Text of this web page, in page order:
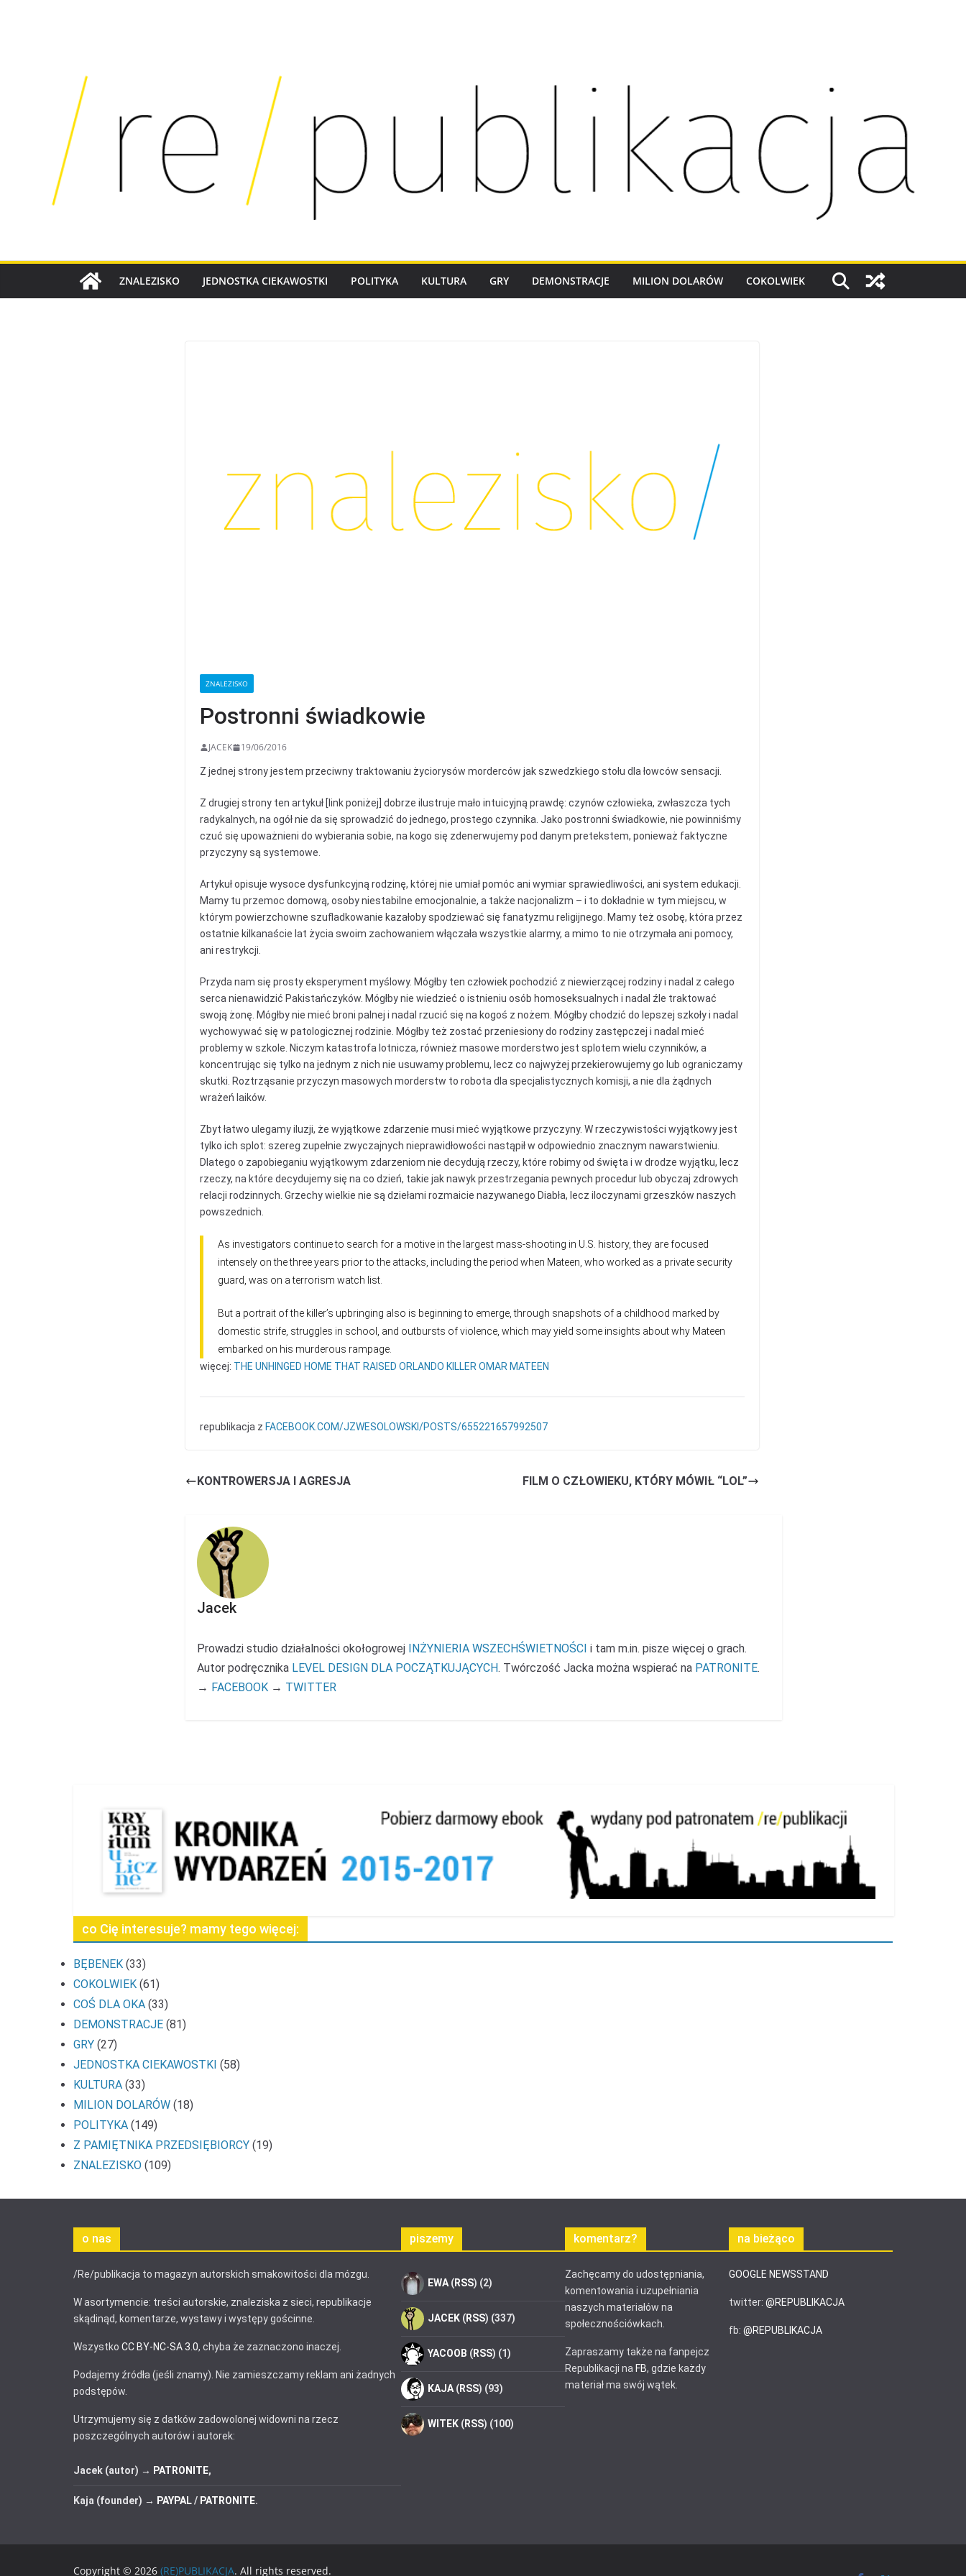
ZNALEZISKO JEDNOSTKA CIEKAWOSTKI POLITYKA KULTURA GRY DEMONSTRACJE MILION DOLARÓW COKOLWIEK
ZNALEZISKO
Postronni świadkowie
JACEK 19/06/2016
Z jednej strony jestem przeciwny traktowaniu życiorysów morderców jak szwedzkiego stołu dla łowców sensacji.
Z drugiej strony ten artykuł [link poniżej] dobrze ilustruje mało intuicyjną prawdę: czynów człowieka, zwłaszcza tych
radykalnych, na ogół nie da się sprowadzić do jednego, prostego czynnika. Jako postronni świadkowie, nie powinniśmy
czuć się upoważnieni do wybierania sobie, na kogo się zdenerwujemy pod danym pretekstem, ponieważ faktyczne
przyczyny są systemowe.
Artykuł opisuje wysoce dysfunkcyjną rodzinę, której nie umiał pomóc ani wymiar sprawiedliwości, ani system edukacji.
Mamy tu przemoc domową, osoby niestabilne emocjonalnie, a także nacjonalizm – i to dokładnie w tym miejscu, w
którym powierzchowne szufladkowanie kazałoby spodziewać się fanatyzmu religijnego. Mamy też osobę, która przez
ostatnie kilkanaście lat życia swoim zachowaniem włączała wszystkie alarmy, a mimo to nie otrzymała ani pomocy,
ani restrykcji.
Przyda nam się prosty eksperyment myślowy. Mógłby ten człowiek pochodzić z niewierzącej rodziny i nadal z całego
serca nienawidzić Pakistańczyków. Mógłby nie wiedzieć o istnieniu osób homoseksualnych i nadal źle traktować
swoją żonę. Mógłby nie mieć broni palnej i nadal rzucić się na kogoś z nożem. Mógłby chodzić do lepszej szkoły i nadal
wychowywać się w patologicznej rodzinie. Mógłby też zostać przeniesiony do rodziny zastępczej i nadal mieć
problemy w szkole. Niczym katastrofa lotnicza, również masowe morderstwo jest splotem wielu czynników, a
koncentrując się tylko na jednym z nich nie usuwamy problemu, lecz co najwyżej przekierowujemy go lub ograniczamy
skutki. Roztrząsanie przyczyn masowych morderstw to robota dla specjalistycznych komisji, a nie dla żądnych
wrażeń laików.
Zbyt łatwo ulegamy iluzji, że wyjątkowe zdarzenie musi mieć wyjątkowe przyczyny. W rzeczywistości wyjątkowy jest
tylko ich splot: szereg zupełnie zwyczajnych nieprawidłowości nastąpił w odpowiednio znacznym nawarstwieniu.
Dlatego o zapobieganiu wyjątkowym zdarzeniom nie decydują rzeczy, które robimy od święta i w drodze wyjątku, lecz
rzeczy, na które decydujemy się na co dzień, takie jak nawyk przestrzegania pewnych procedur lub obyczaj zdrowych
relacji rodzinnych. Grzechy wielkie nie są dziełami rozmaicie nazywanego Diabła, lecz iloczynami grzeszków naszych
powszednich.
As investigators continue to search for a motive in the largest mass-shooting in U.S. history, they are focused
intensely on the three years prior to the attacks, including the period when Mateen, who worked as a private security
guard, was on a terrorism watch list.
But a portrait of the killer’s upbringing also is beginning to emerge, through snapshots of a childhood marked by
domestic strife, struggles in school, and outbursts of violence, which may yield some insights about why Mateen
embarked on his murderous rampage.
więcej: THE UNHINGED HOME THAT RAISED ORLANDO KILLER OMAR MATEEN
republikacja z FACEBOOK.COM/JZWESOLOWSKI/POSTS/655221657992507
KONTROWERSJA I AGRESJA FILM O CZŁOWIEKU, KTÓRY MÓWIŁ “LOL”
Jacek
Prowadzi studio działalności okołogrowej INŻYNIERIA WSZECHŚWIETNOŚCI i tam m.in. pisze więcej o grach.
Autor podręcznika LEVEL DESIGN DLA POCZĄTKUJĄCYCH. Twórczość Jacka można wspierać na PATRONITE.
→ FACEBOOK→ TWITTER
co Cię interesuje? mamy tego więcej:
BĘBENEK (33)
COKOLWIEK (61)
COŚ DLA OKA (33)
DEMONSTRACJE (81)
GRY (27)
JEDNOSTKA CIEKAWOSTKI (58)
KULTURA (33)
MILION DOLARÓW (18)
POLITYKA (149)
Z PAMIĘTNIKA PRZEDSIĘBIORCY (19)
ZNALEZISKO (109)
o nas
/Re/publikacja to magazyn autorskich smakowitości dla mózgu.
W asortymencie: treści autorskie, znaleziska z sieci, republikacje
skądinąd, komentarze, wystawy i występy gościnne.
Wszystko CC BY-NC-SA 3.0, chyba że zaznaczono inaczej.
Podajemy źródła (jeśli znamy). Nie zamieszczamy reklam ani żadnych
podstępów.
Utrzymujemy się z datków zadowolonej widowni na rzecz
poszczególnych autorów i autorek:
Jacek (autor) → PATRONITE,
Kaja (founder) → PAYPAL/ PATRONITE.
piszemy
EWA (RSS) (2)
JACEK (RSS) (337)
YACOOB (RSS) (1)
KAJA (RSS) (93)
WITEK (RSS) (100)
komentarz?
Zachęcamy do udostępniania,
komentowania i uzupełniania
naszych materiałów na
społecznościówkach.
Zapraszamy także na fanpejcz
Republikacji na FB, gdzie każdy
materiał ma swój wątek.
na bieżąco
GOOGLE NEWSSTAND
twitter: @REPUBLIKACJA
fb: @REPUBLIKACJA
Copyright © 2026 (RE)PUBLIKACJA. All rights reserved.